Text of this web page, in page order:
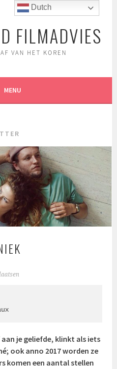
FILMADVIES
VAN HET KOREN
MENU
je geliefde, klinkt als iets
ook anno 2017 worden ze
komen een aantal stellen
Dutch